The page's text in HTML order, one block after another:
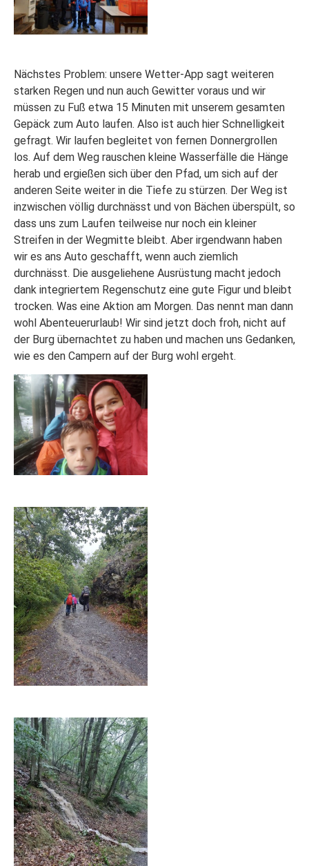
Nächstes Problem: unsere Wetter-App sagt weiteren
starken Regen und nun auch Gewitter voraus und wir
müssen zu Fuß etwa 15 Minuten mit unserem gesamten
Gepäck zum Auto laufen. Also ist auch hier Schnelligkeit
gefragt. Wir laufen begleitet von fernen Donnergrollen
los. Auf dem Weg rauschen kleine Wasserfälle die Hänge
herab und ergießen sich über den Pfad, um sich auf der
anderen Seite weiter in die Tiefe zu stürzen. Der Weg ist
inzwischen völlig durchnässt und von Bächen überspült, so
dass uns zum Laufen teilweise nur noch ein kleiner
Streifen in der Wegmitte bleibt. Aber irgendwann haben
wir es ans Auto geschafft, wenn auch ziemlich
durchnässt. Die ausgeliehene Ausrüstung macht jedoch
dank integriertem Regenschutz eine gute Figur und bleibt
trocken. Was eine Aktion am Morgen. Das nennt man dann
wohl Abenteuerurlaub! Wir sind jetzt doch froh, nicht auf
der Burg übernachtet zu haben und machen uns Gedanken,
wie es den Campern auf der Burg wohl ergeht.